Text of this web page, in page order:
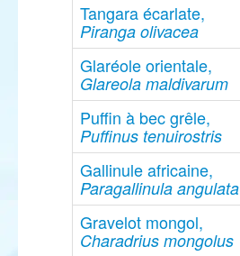
Tangara écarlate,
Piranga olivacea
Glaréole orientale,
Glareola maldivarum
Puffin à bec grêle,
Puffinus tenuirostris
Gallinule africaine,
Paragallinula angulata
Gravelot mongol,
Charadrius mongolus